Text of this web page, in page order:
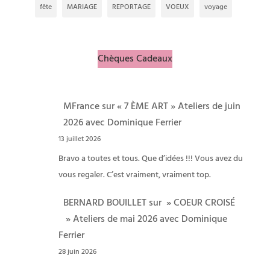
fête
MARIAGE REPORTAGE VOEUX voyage
Chèques Cadeaux
MFrancesur« 7 ÈME ART » Ateliers de juin
2026 avec Dominique Ferrier
13 juillet 2026
Bravo a toutes et tous. Que d’idées !!! Vous avez du
vous regaler. C’est vraiment, vraiment top.
BERNARD BOUILLETsur » COEUR CROISÉ
» Ateliers de mai 2026 avec Dominique
Ferrier
28 juin 2026